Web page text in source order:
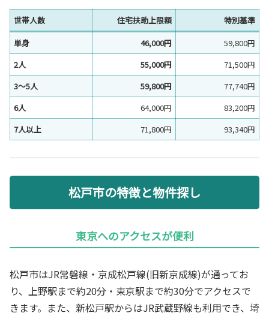
世帯人数 住宅扶助上限額
特別基準
単身
46,000円
59,800円
2人
55,000円
71,500円
3〜5人
59,800円
77,740円
6人
64,000円
83,200円
7人以上
71,800円 93,340円
松戸市の特徴と物件探し
東京へのアクセスが便利
松戸市はJR常磐線・京成松戸線(旧新京成線)が通ってお
り、上野駅まで約20分・東京駅まで約30分でアクセスで
きます。また、新松戸駅からはJR武蔵野線も利用でき、埼